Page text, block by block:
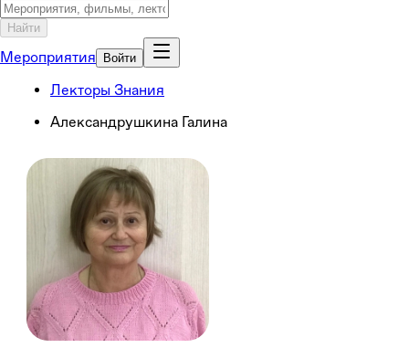
Найти
Мероприятия Войти
Лекторы Знания
Александрушкина Галина